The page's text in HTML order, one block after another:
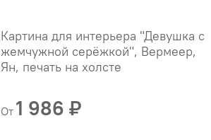
Картина для интерьера "Девушка с
жемчужной серёжкой", Вермеер,
Ян, печать на холсте
От 1 986 ₽